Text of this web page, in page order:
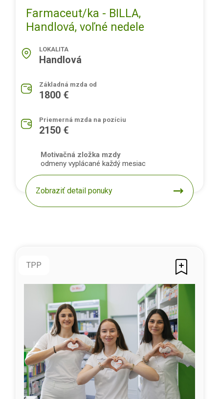
Farmaceut/ka - BILLA,
Handlová, voľné nedele
LOKALITA
Handlová
Základná mzda od
1800 €
Priemerná mzda na pozíciu
2150 €
Motivačná zložka mzdy
odmeny vyplácané každý mesiac
Zobraziť detail ponuky
TPP